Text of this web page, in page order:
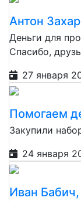
Антон
Деньги для
Спасибо,
27 января
Помогаем
Закупили
24 января
Иван Бабич,